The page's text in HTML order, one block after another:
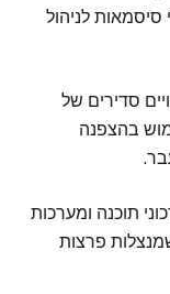
לניהול
סדירים של
בהצפנה
תוכנה ומערכות
פרצות